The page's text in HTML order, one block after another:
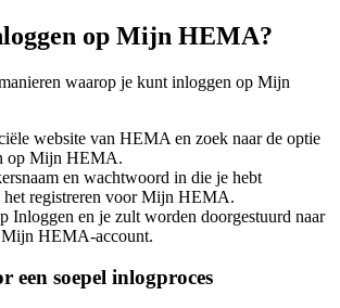
op Mijn HEMA?
waarop je kunt inloggen op Mijn
website van HEMA en zoek naar de optie
op Mijn HEMA.
en wachtwoord in die je hebt
het registreren voor Mijn HEMA.
Inloggen en je zult worden doorgestuurd naar
HEMA-account.
een soepel inlogproces